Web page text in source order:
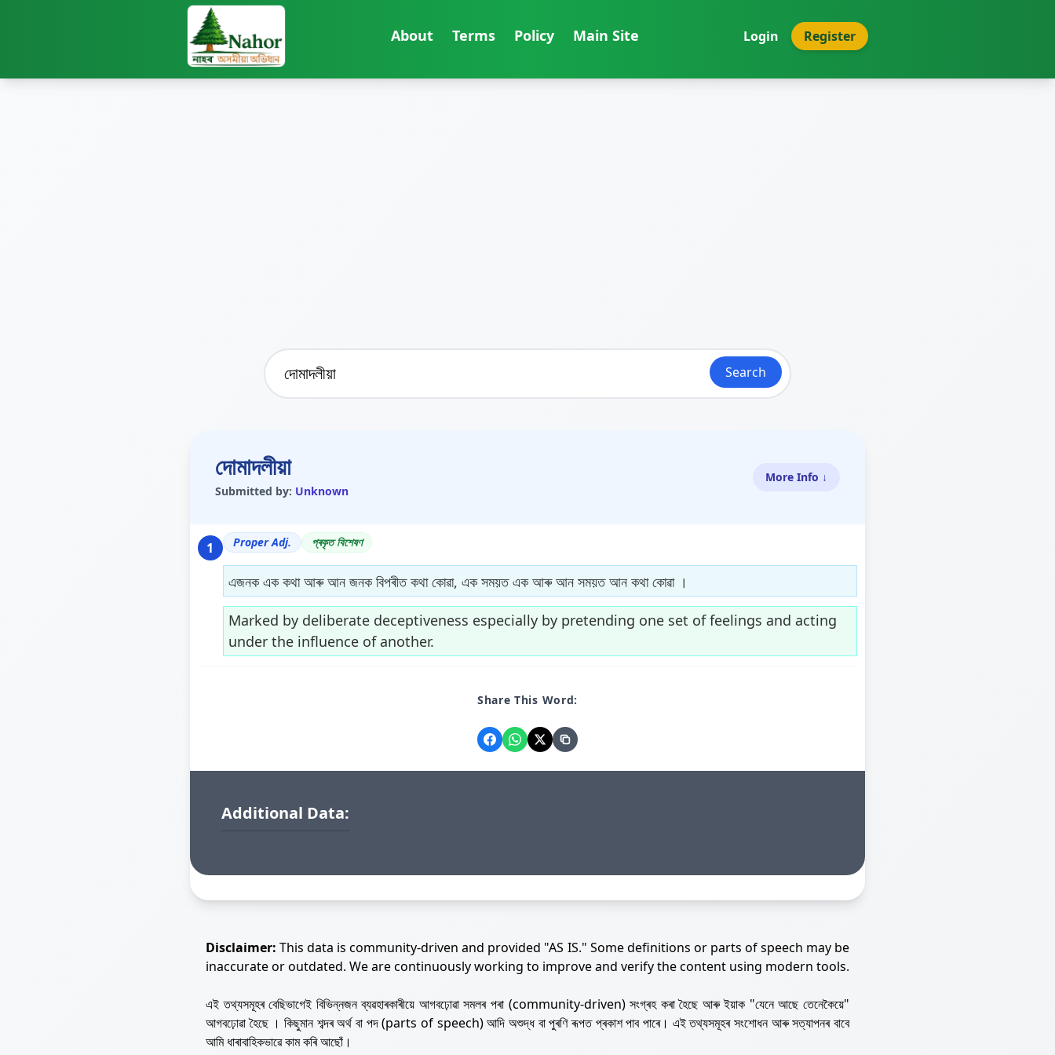
About Terms Policy Main Site Login Register
Search
দোমাদলীয়া
Submitted by: Unknown
More Info ↓
1 Proper Adj. প্ৰকৃত বিশেষণ
এজনক এক কথা আৰু আন জনক বিপৰীত কথা কোৱা, এক সময়ত এক আৰু আন সময়ত আন কথা কোৱা ।
Marked by deliberate deceptiveness especially by pretending one set of feelings and acting
under the influence of another.
Share This Word:
Additional Data:
Disclaimer: This data is community-driven and provided "AS IS." Some definitions or parts of speech may be
inaccurate or outdated. We are continuously working to improve and verify the content using modern tools.
এই তথ্যসমূহৰ বেছিভাগেই বিভিন্নজন ব্যৱহাৰকাৰীয়ে আগবঢ়োৱা সমলৰ পৰা (community-driven) সংগ্ৰহ কৰা হৈছে আৰু ইয়াক "যেনে আছে তেনেকৈয়ে"
আগবঢ়োৱা হৈছে । কিছুমান শব্দৰ অৰ্থ বা পদ (parts of speech) আদি অশুদ্ধ বা পুৰণি ৰূপত প্ৰকাশ পাব পাৰে। এই তথ্যসমূহৰ সংশোধন আৰু সত্যাপনৰ বাবে
আমি ধাৰাবাহিকভাৱে কাম কৰি আছোঁ।